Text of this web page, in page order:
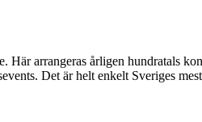
Här arrangeras årligen
Det är helt enkelt Sveriges